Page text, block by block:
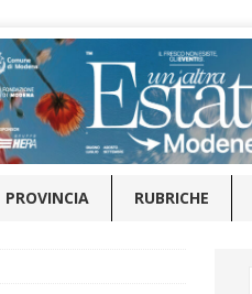
PROVINCIA RUBRICHE